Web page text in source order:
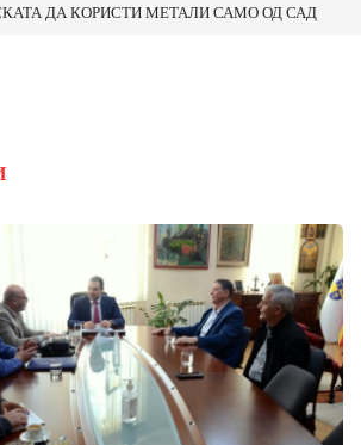
ДА КОРИСТИ МЕТАЛИ САМО ОД САД